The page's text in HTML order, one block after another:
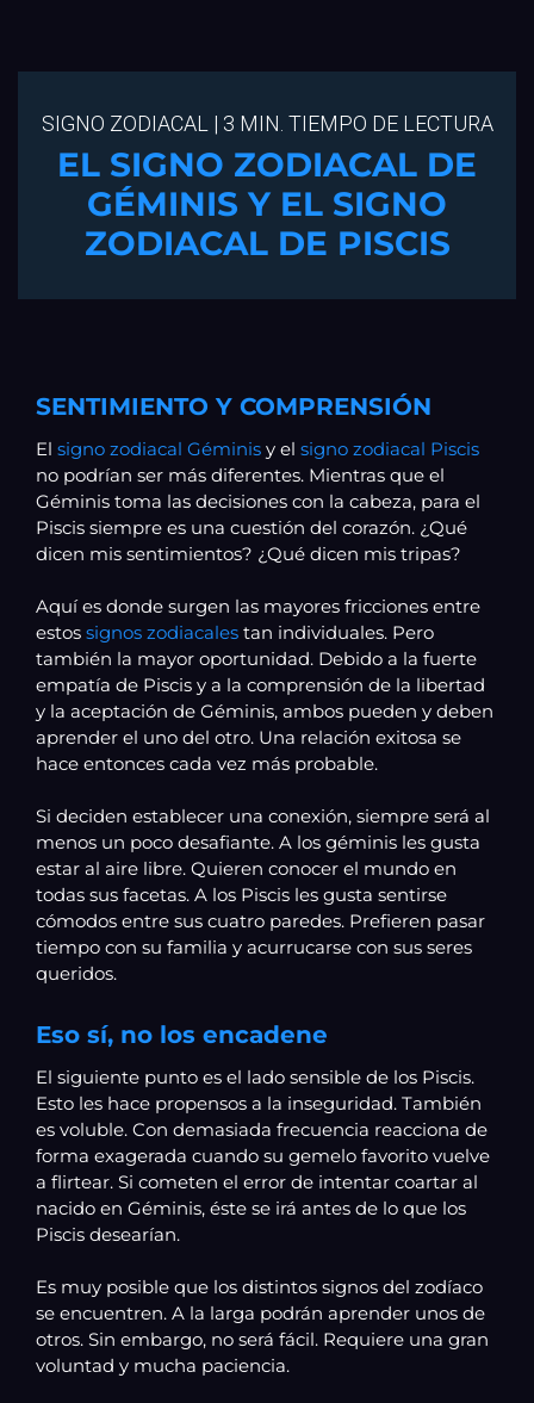
SIGNO ZODIACAL | 3 MIN. TIEMPO DE LECTURA
EL SIGNO ZODIACAL DE
GÉMINIS Y EL SIGNO
ZODIACAL DE PISCIS
SENTIMIENTO Y COMPRENSIÓN
El signo zodiacal Géminis y el signo zodiacal Piscis
no podrían ser más diferentes. Mientras que el
Géminis toma las decisiones con la cabeza, para el
Piscis siempre es una cuestión del corazón. ¿Qué
dicen mis sentimientos? ¿Qué dicen mis tripas?
Aquí es donde surgen las mayores fricciones entre
estos signos zodiacales tan individuales. Pero
también la mayor oportunidad. Debido a la fuerte
empatía de Piscis y a la comprensión de la libertad
y la aceptación de Géminis, ambos pueden y deben
aprender el uno del otro. Una relación exitosa se
hace entonces cada vez más probable.
Si deciden establecer una conexión, siempre será al
menos un poco desafiante. A los géminis les gusta
estar al aire libre. Quieren conocer el mundo en
todas sus facetas. A los Piscis les gusta sentirse
cómodos entre sus cuatro paredes. Prefieren pasar
tiempo con su familia y acurrucarse con sus seres
queridos.
Eso sí, no los encadene
El siguiente punto es el lado sensible de los Piscis.
Esto les hace propensos a la inseguridad. También
es voluble. Con demasiada frecuencia reacciona de
forma exagerada cuando su gemelo favorito vuelve
a flirtear. Si cometen el error de intentar coartar al
nacido en Géminis, éste se irá antes de lo que los
Piscis desearían.
Es muy posible que los distintos signos del zodíaco
se encuentren. A la larga podrán aprender unos de
otros. Sin embargo, no será fácil. Requiere una gran
voluntad y mucha paciencia.